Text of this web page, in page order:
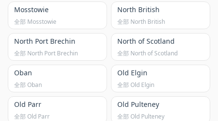
Mosstowie
全部 Mosstowie
North British
全部 North British
North Port Brechin
全部 North Port Brechin
North of Scotland
全部 North of Scotland
Oban
全部 Oban
Old Elgin
全部 Old Elgin
Old Parr
全部 Old Parr
Old Pulteney
全部 Old Pulteney